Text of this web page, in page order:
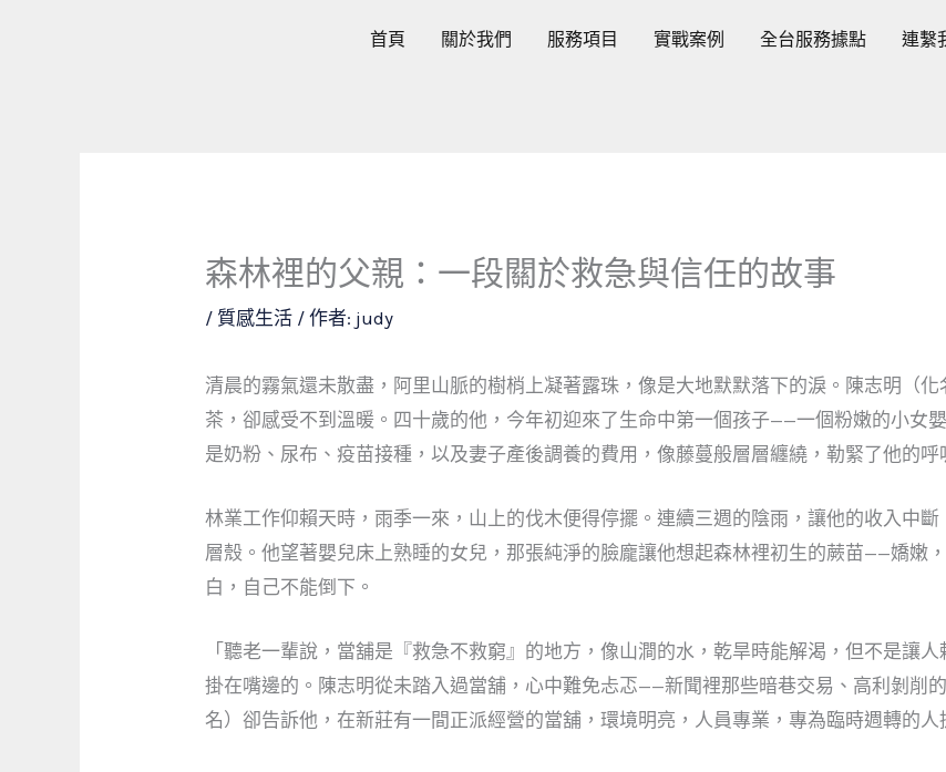
首頁 關於我們 服務項目 實戰案例 全台服務據點 連繫
森林裡的父親：一段關於救急與信任的故事
/ 質感生活 / 作者: judy
清晨的霧氣還未散盡，阿里山脈的樹梢上凝著露珠，像是大地默默落下的淚。陳志明（
茶，卻感受不到溫暖。四十歲的他，今年初迎來了生命中第一個孩子——一個粉嫩的小女
是奶粉、尿布、疫苗接種，以及妻子產後調養的費用，像藤蔓般層層纏繞，勒緊了他的呼
林業工作仰賴天時，雨季一來，山上的伐木便得停擺。連續三週的陰雨，讓他的收入中
層殼。他望著嬰兒床上熟睡的女兒，那張純淨的臉龐讓他想起森林裡初生的蕨苗——嬌嫩
白，自己不能倒下。
「聽老一輩說，當舖是『救急不救窮』的地方，像山澗的水，乾旱時能解渴，但不是讓
掛在嘴邊的。陳志明從未踏入過當舖，心中難免忐忑——新聞裡那些暗巷交易、高利剝削
名）卻告訴他，在新莊有一間正派經營的當舖，環境明亮，人員專業，專為臨時週轉的人